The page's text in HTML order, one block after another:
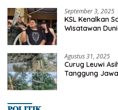
September 3, 2025
KSL Kenalkan
Wisatawan
Agustus 31, 2025
Curug Leuwi
Tanggung